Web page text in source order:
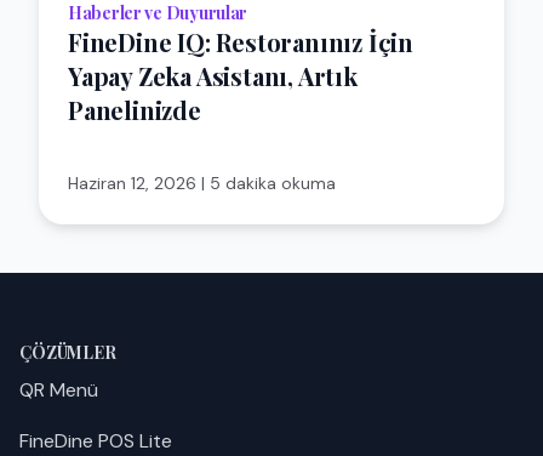
Haberler ve Duyurular
FineDine IQ: Restoranınız İçin
Yapay Zeka Asistanı, Artık
Panelinizde
Haziran 12, 2026 | 5 dakika okuma
ÇÖZÜMLER
QR Menü
FineDine POS Lite